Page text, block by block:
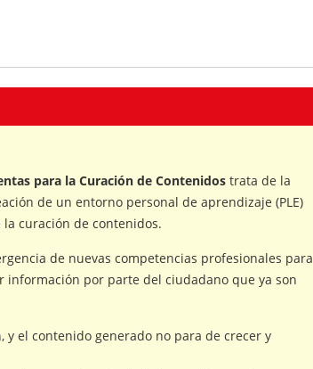
para la Curación de Contenidos trata de la
de un entorno personal de aprendizaje (PLE)
curación de contenidos.
de nuevas competencias profesionales para
por parte del ciudadano que ya son
y el contenido generado no para de crecer y